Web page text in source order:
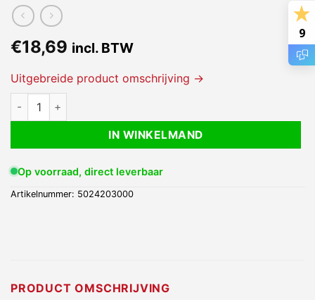
€18,69 incl. BTW
Uitgebreide product omschrijving →
Uitblaasrooster voor op de gevel - EF - wit aantal
IN WINKELMAND
Op voorraad, direct leverbaar
Artikelnummer: 5024203000
PRODUCT OMSCHRIJVING
9